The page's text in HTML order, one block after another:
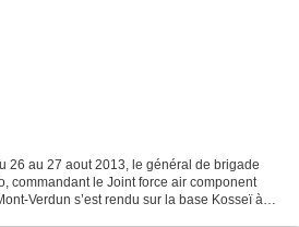
26 au 27 aout 2013, le général de brigade
commandant le Joint force air component
Verdun s’est rendu sur la base Kosseï à